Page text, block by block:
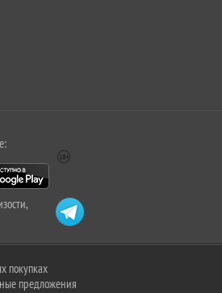
покупках
предложения